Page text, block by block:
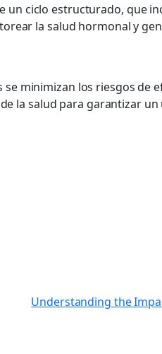
ciclo estructurado, que
la salud hormonal y
minimizan los riesgos de
la salud para garantizar
Understanding the